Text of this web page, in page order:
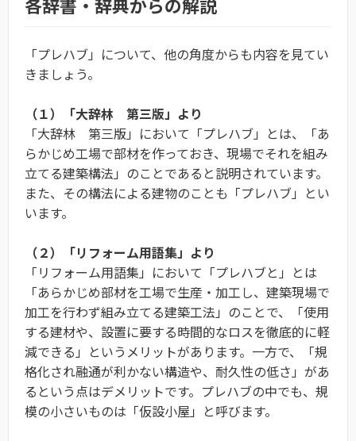
「プレハブ」について、他の角度からも内容を見てい
きましょう。
（１）「大辞林 第三版」より
「大辞林 第三版」において「プレハブ」とは、「あ
らかじめ工場で部材を作っておき、現場でそれを組み
立てる建築構法」のことであると説明されています。
また、その構法による建物のことも「プレハブ」とい
います。
（２）「リフォーム用語集」より
「リフォーム用語集」において「プレハブと」とは
「あらかじめ部材を工場で生産・加工し、建築現場で
加工を行わず組み立てる建築工法」のことで、「使用
する建材や、設置に要する時間的なロスを徹底的に軽
減できる」というメリットがあります。一方で、「規
格化され融通が利かない構造や、耐久性の低さ」があ
るという点はデメリットです。プレハブの中でも、規
模の小さいものは「仮設小屋」と呼びます。